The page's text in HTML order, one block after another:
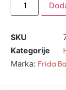
SKU
Kategorije
Marka: Frida